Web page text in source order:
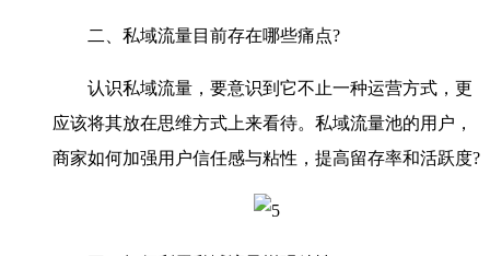
二、私域流量目前存在哪些痛点?
认识私域流量，要意识到它不止一种运营方式，更
应该将其放在思维方式上来看待。私域流量池的用户，
商家如何加强用户信任感与粘性，提高留存率和活跃度?